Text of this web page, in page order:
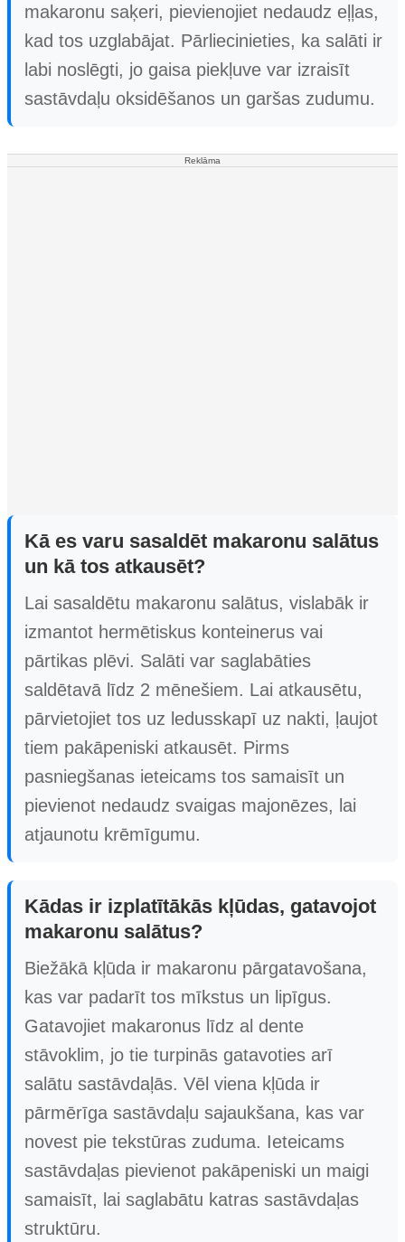
makaronu saķeri, pievienojiet nedaudz eļļas,
kad tos uzglabājat. Pārliecinieties, ka salāti ir
labi noslēgti, jo gaisa piekļuve var izraisīt
sastāvdaļu oksidēšanos un garšas zudumu.
Reklāma
Kā es varu sasaldēt makaronu salātus
un kā tos atkausēt?
Lai sasaldētu makaronu salātus, vislabāk ir
izmantot hermētiskus konteinerus vai
pārtikas plēvi. Salāti var saglabāties
saldētavā līdz 2 mēnešiem. Lai atkausētu,
pārvietojiet tos uz ledusskapī uz nakti, ļaujot
tiem pakāpeniski atkausēt. Pirms
pasniegšanas ieteicams tos samaisīt un
pievienot nedaudz svaigas majonēzes, lai
atjaunotu krēmīgumu.
Kādas ir izplatītākās kļūdas, gatavojot
makaronu salātus?
Biežākā kļūda ir makaronu pārgatavošana,
kas var padarīt tos mīkstus un lipīgus.
Gatavojiet makaronus līdz al dente
stāvoklim, jo tie turpinās gatavoties arī
salātu sastāvdaļās. Vēl viena kļūda ir
pārmērīga sastāvdaļu sajaukšana, kas var
novest pie tekstūras zuduma. Ieteicams
sastāvdaļas pievienot pakāpeniski un maigi
samaisīt, lai saglabātu katras sastāvdaļas
struktūru.